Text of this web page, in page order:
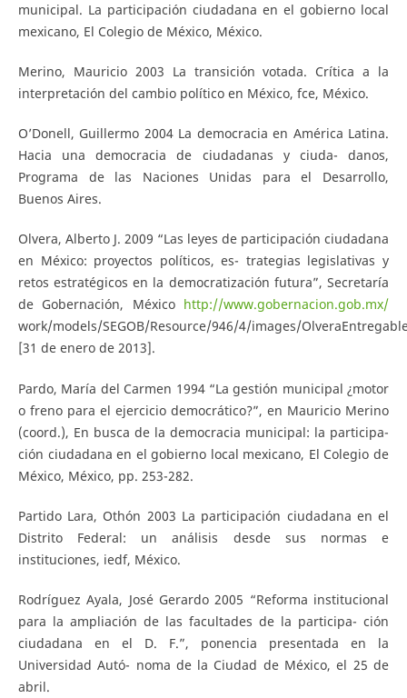
municipal. La participación ciudadana en el gobierno local
mexicano, El Colegio de México, México.
Merino, Mauricio 2003 La transición votada. Crítica a la
interpretación del cambio político en México, fce, México.
O’Donell, Guillermo 2004 La democracia en América Latina.
Hacia una democracia de ciudadanas y ciuda- danos,
Programa de las Naciones Unidas para el Desarrollo,
Buenos Aires.
Olvera, Alberto J. 2009 “Las leyes de participación ciudadana
en México: proyectos políticos, es- trategias legislativas y
retos estratégicos en la democratización futura”, Secretaría
de Gobernación, México http://www.gobernacion.gob.mx/
work/models/SEGOB/Resource/946/4/images/
[31 de enero de 2013].
Pardo, María del Carmen 1994 “La gestión municipal ¿motor
o freno para el ejercicio democrático?”, en Mauricio Merino
(coord.), En busca de la democracia municipal: la participa-
ción ciudadana en el gobierno local mexicano, El Colegio de
México, México, pp. 253-282.
Partido Lara, Othón 2003 La participación ciudadana en el
Distrito Federal: un análisis desde sus normas e
instituciones, iedf, México.
Rodríguez Ayala, José Gerardo 2005 “Reforma institucional
para la ampliación de las facultades de la participa- ción
ciudadana en el D. F.”, ponencia presentada en la
Universidad Autó- noma de la Ciudad de México, el 25 de
abril.